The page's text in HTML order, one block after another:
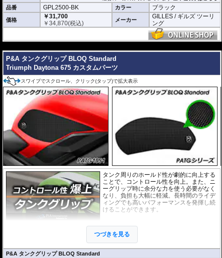
品番 GPL2500-BK カラー ブラック
価格
￥31,700
￥34,870(税込) メーカー
GILLES / ギルズ ツーリ
ング
P&A タンクグリップ BLOQ Standard
Triumph Daytona 675 カスタムパーツ
スワイプでスクロール、クリック(タップ)で拡大表示
タンク周りのホールド性が劇的に向上する
ことで、コントロール性を向上。また、ニ
ーグリップ時に余分な力を使う必要がなく
なり、負担も大幅に軽減。長時間のライデ
ィングでも高いパフォーマンスを発揮し続
けることができます。
の3D形状に合わせて開発。マシンに最適な
形状・ポジションを実現しています。さら
に機能性を徹底的に追求した結果、このパ
ッドために専用に開発された特別な素材を使用しています。
つづきを見る
P&A タンクグリップ BLOQ Standard